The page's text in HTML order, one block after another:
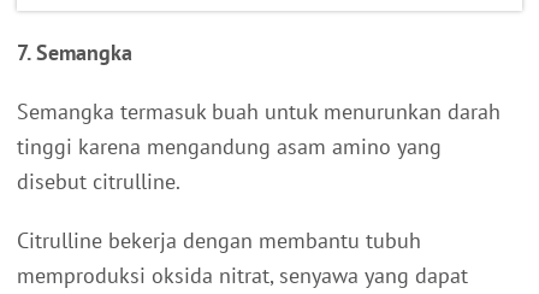
7. Semangka
Semangka termasuk buah untuk menurunkan darah
tinggi karena mengandung asam amino yang
disebut citrulline.
Citrulline bekerja dengan membantu tubuh
memproduksi oksida nitrat, senyawa yang dapat